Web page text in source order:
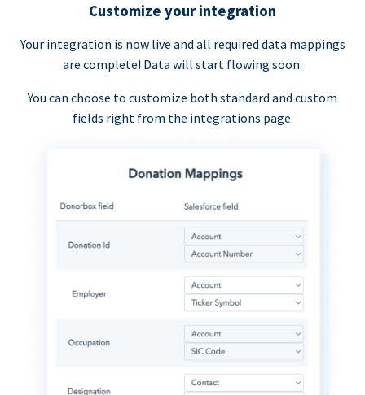
Customize your integration
Your integration is now live and all required data mappings
are complete! Data will start flowing soon.
You can choose to customize both standard and custom
fields right from the integrations page.